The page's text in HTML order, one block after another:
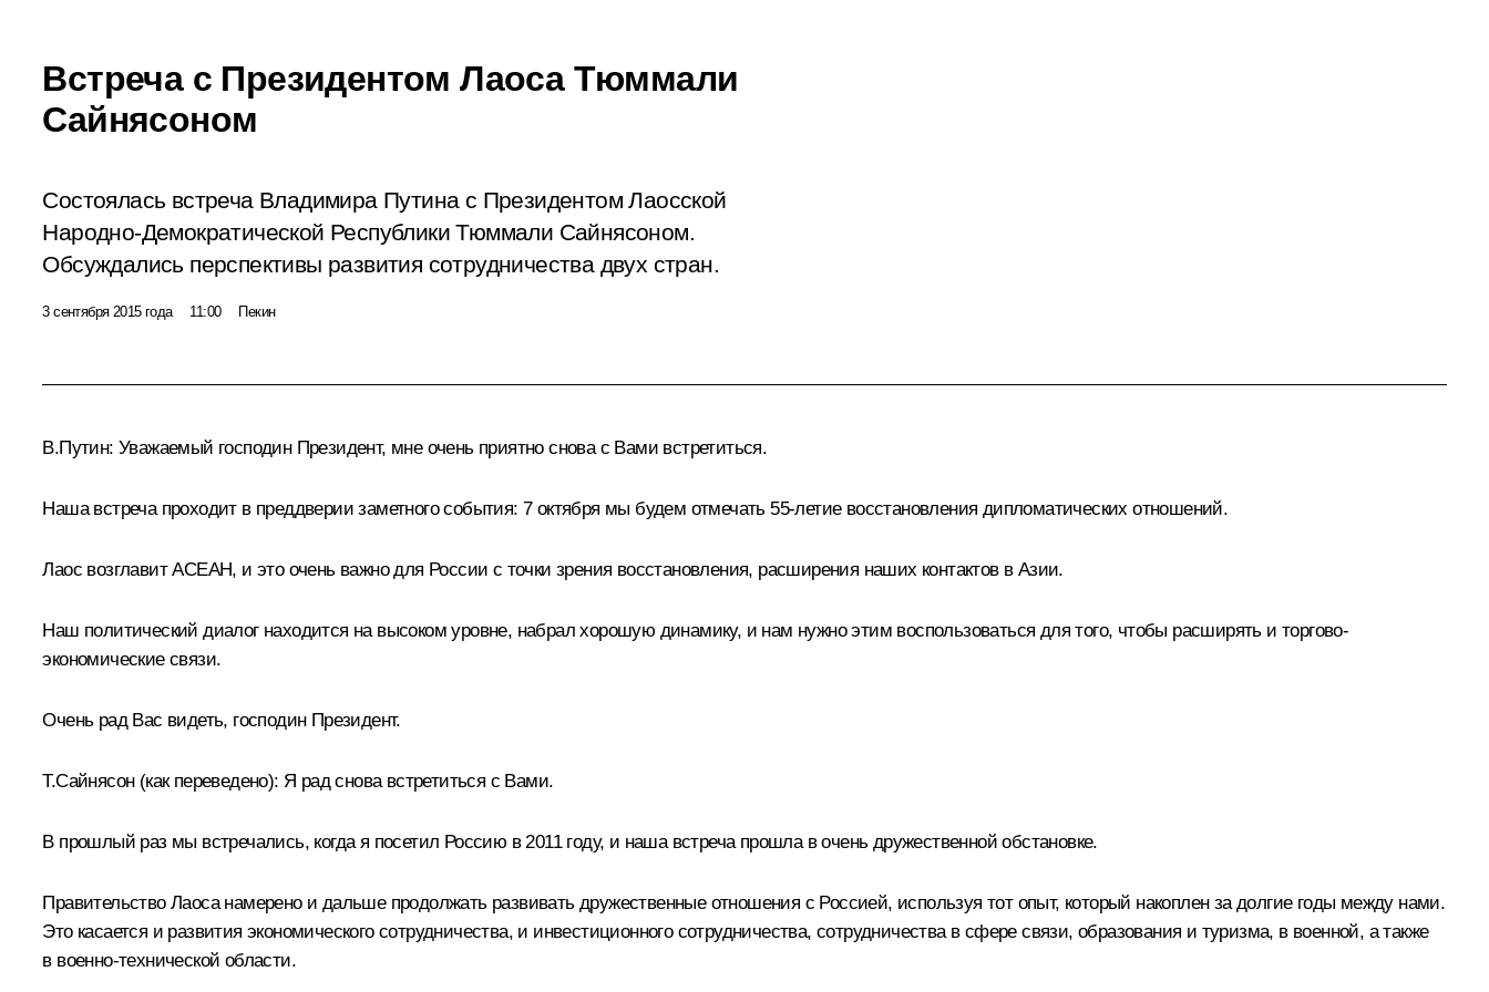
Встреча с Президентом Лаоса Тюммали
Сайнясоном
Состоялась встреча Владимира Путина с Президентом Лаосской
Народно-Демократической Республики Тюммали Сайнясоном.
Обсуждались перспективы развития сотрудничества двух стран.
3 сентября 2015 года 11:00 Пекин
В.Путин: Уважаемый господин Президент, мне очень приятно снова с Вами встретиться.
Наша встреча проходит в преддверии заметного события: 7 октября мы будем отмечать 55-летие восстановления дипломатических отношений.
Лаос возглавитАСЕАН, и это очень важно для России с точки зрения восстановления, расширения наших контактов в Азии.
Наш политический диалог находится на высоком уровне, набрал хорошую динамику, и нам нужно этим воспользоваться для того, чтобы расширять и торгово-
экономические связи.
Очень рад Вас видеть, господин Президент.
Т.Сайнясон(как переведено): Я рад снова встретиться с Вами.
В прошлый раз мы встречались, когда я посетил Россию в 2011 году, и наша встреча прошла в очень дружественной обстановке.
Правительство Лаоса намерено и дальше продолжать развивать дружественные отношения с Россией, используя тот опыт, который накоплен за долгие годы между нами.
Это касается и развития экономического сотрудничества, и инвестиционного сотрудничества, сотрудничества в сфере связи, образования и туризма, в военной, а также
в военно-технической области.